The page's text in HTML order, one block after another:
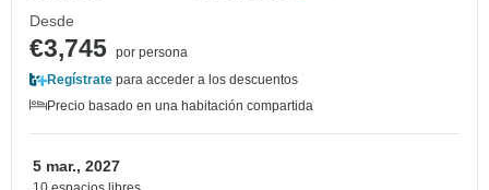
Desde
€3,745 por persona
Regístrate para acceder a los descuentos
Precio basado en una habitación compartida
5 mar., 2027